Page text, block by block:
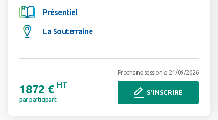
Présentiel
La Souterraine
1872 € HT
par participant
Prochaine session le 21/09/2026
S'INSCRIRE